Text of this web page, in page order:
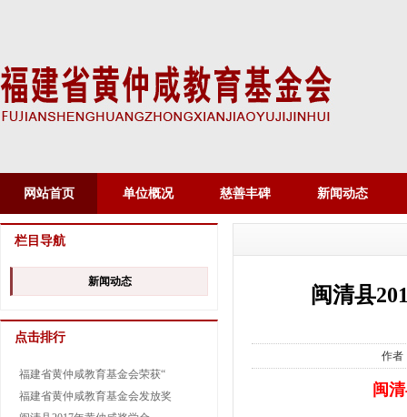
网站首页 单位概况 慈善丰碑 新闻动态
闽清县
作者
闽
栏目导航
新闻动态
点击排行
福建省黄仲咸教育基金会荣获“
福建省黄仲咸教育基金会发放奖